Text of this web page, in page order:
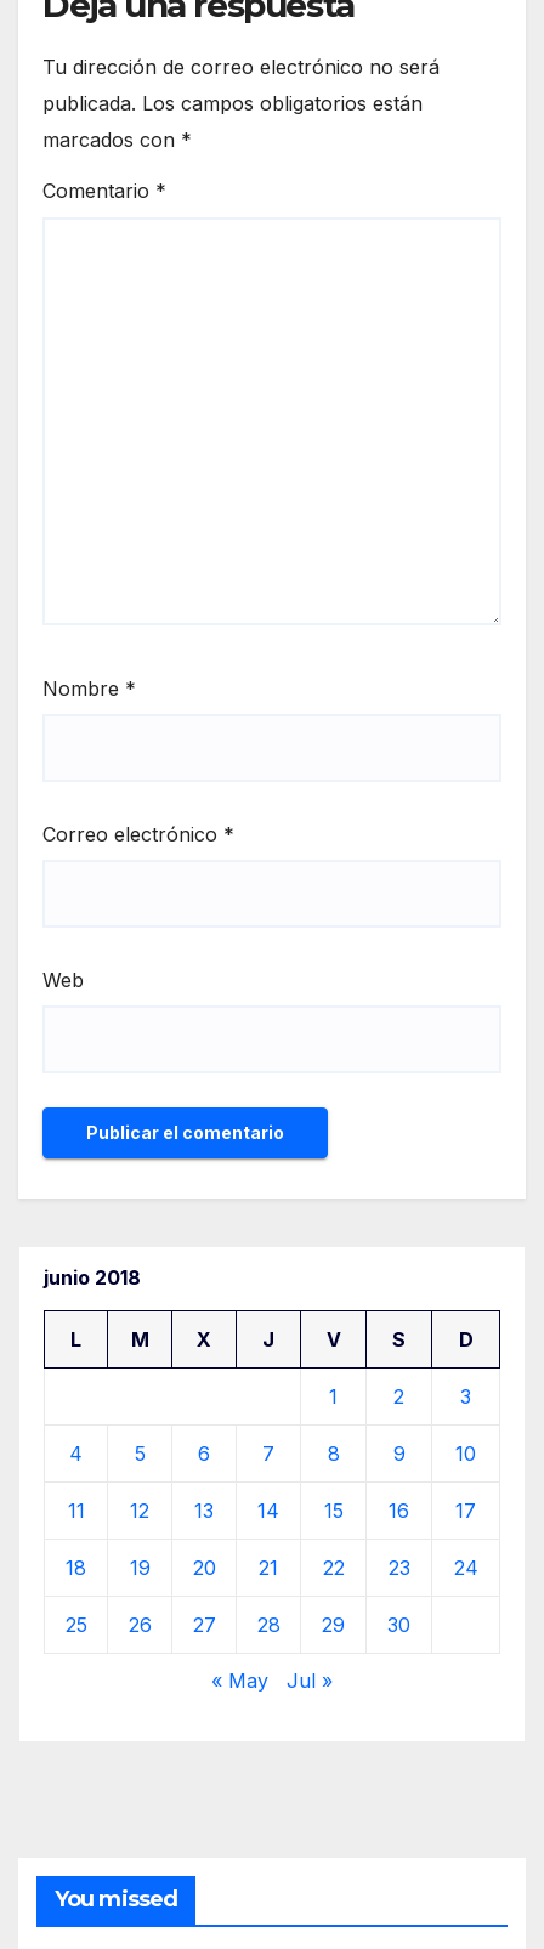
Tu dirección de correo electrónico no será
publicada. Los campos obligatorios están
marcados con *
Comentario *
Nombre *
Correo electrónico *
Web
junio 2018
L M X J V S D
1 2 3
4 5 6 7 8 9 10
11 12 13 14 15 16 17
18 19 20 21 22 23 24
25 26 27 28 29 30
« May Jul »
You missed